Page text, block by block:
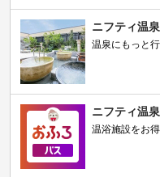
ニフティ温
温泉にもっと
ニフティ温
温浴施設をお